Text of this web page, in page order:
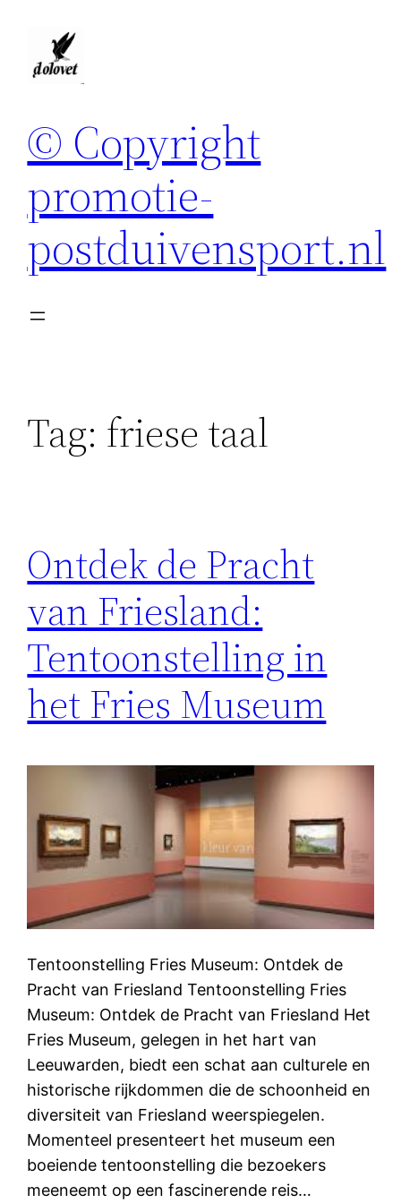
© Copyright
promotie-
postduivensport.nl
Tag: friese taal
Ontdek de Pracht
van Friesland:
Tentoonstelling in
het Fries Museum
Tentoonstelling Fries Museum: Ontdek de
Pracht van Friesland Tentoonstelling Fries
Museum: Ontdek de Pracht van Friesland Het
Fries Museum, gelegen in het hart van
Leeuwarden, biedt een schat aan culturele en
historische rijkdommen die de schoonheid en
diversiteit van Friesland weerspiegelen.
Momenteel presenteert het museum een
boeiende tentoonstelling die bezoekers
meeneemt op een fascinerende reis…